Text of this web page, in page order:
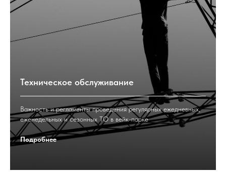
Техническое обслуживание
Важность и регламенты проведения регулярных ежедневных,
еженедельных и сезонных ТО в вейк-парке
Подробнее